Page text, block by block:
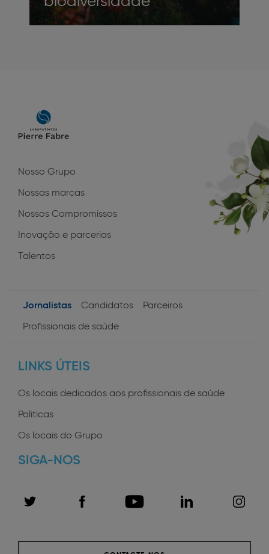
Main
navigation
Nosso Grupo
Nossas marcas
Nossos Compromissos
Inovação e parcerias
Talentos
User
Jornalistas Candidatos Parceiros
Profissionais de saúde
LINKS ÚTEIS
Os locais dedicados aos profissionais de saúde
Politicas
Os locais do Grupo
SIGA-NOS